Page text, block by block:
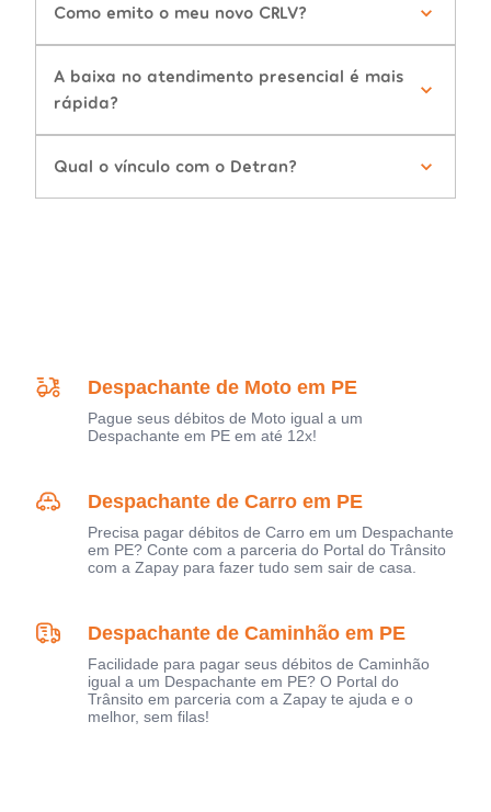
Como emito o meu novo CRLV?
A baixa no atendimento presencial é mais
rápida?
Qual o vínculo com o Detran?
Despachante de Moto em PE
Pague seus débitos de Moto igual a um
Despachante em PE em até 12x!
Despachante de Carro em PE
Precisa pagar débitos de Carro em um Despachante
em PE? Conte com a parceria do Portal do Trânsito
com a Zapay para fazer tudo sem sair de casa.
Despachante de Caminhão em PE
Facilidade para pagar seus débitos de Caminhão
igual a um Despachante em PE? O Portal do
Trânsito em parceria com a Zapay te ajuda e o
melhor, sem filas!